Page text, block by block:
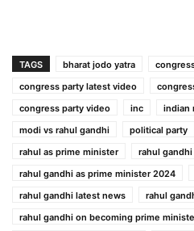
TAGS bharat jodo yatra
congress party latest video
congress party video
inc
indian
modi vs rahul gandhi
political party
rahul as prime minister
rahul gandhi
rahul gandhi as prime minister 2024
rahul gandhi latest news
rahul
rahul gandhi on becoming prime